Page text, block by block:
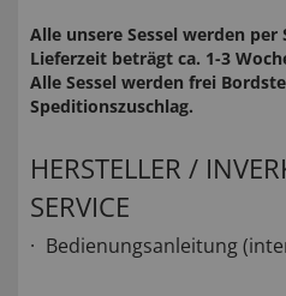
Alle unsere Sessel werden
Lieferzeit beträgt ca. 1-3
Alle Sessel werden frei
Speditionszuschlag.
HERSTELLER /
SERVICE
Bedienungsanleitung